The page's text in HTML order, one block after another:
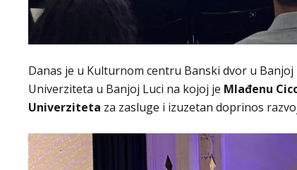
Danas je u Kulturnom centru Banski dvor u
Univerziteta u Banjoj Luci na kojoj je Mlađenu
Univerziteta za zasluge i izuzetan doprinos